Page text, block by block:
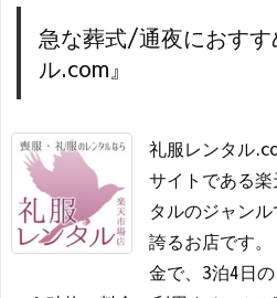
急な葬式/通夜におすす
ル.com』
礼服レンタル
サイトである
タルのジャン
誇るお店です
金で、3泊4日